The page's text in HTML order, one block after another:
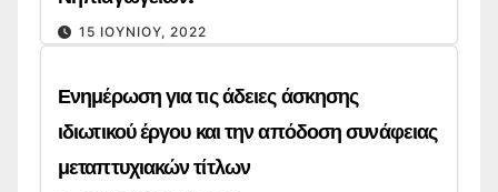
15 ΙΟΥΝΊΟΥ, 2022
Ενημέρωση για τις άδειες άσκησης
ιδιωτικού έργου και την απόδοση συνάφειας
μεταπτυχιακών τίτλων